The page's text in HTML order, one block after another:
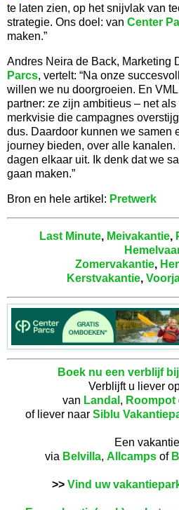
te laten zien, op het snijvlak van
strategie. Ons doel: van Center
maken.”
Andres Neira de Back, Marketing
Parcs, vertelt: “Na onze
willen we nu doorgroeien. En
partner: ze zijn ambitieus – net
merkvisie die campagnes
dus. Daardoor kunnen we samen
journey bieden, over alle
dagen elkaar uit. Ik denk dat we
gaan maken.”
Bron en hele artikel: Pretwerk
Last Minute, Meivakantie,
Zomervakantie,
Kerstvakantie,
Boek nu een verblijf
Verblijft u liever
van Landal , Roompot
of liever naar Siblu
Een
via Belvilla, Allcamps of
>> Vind uw